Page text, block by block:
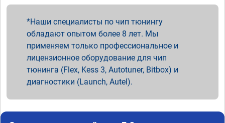
Наши специалисты по чип тюнингу
обладают опытом более 8 лет. Мы
применяем только профессиональное и
лицензионное оборудование для чип
тюнинга (Flex, Kess 3, Autotuner, Bitbox) и
диагностики (Launch, Autel).